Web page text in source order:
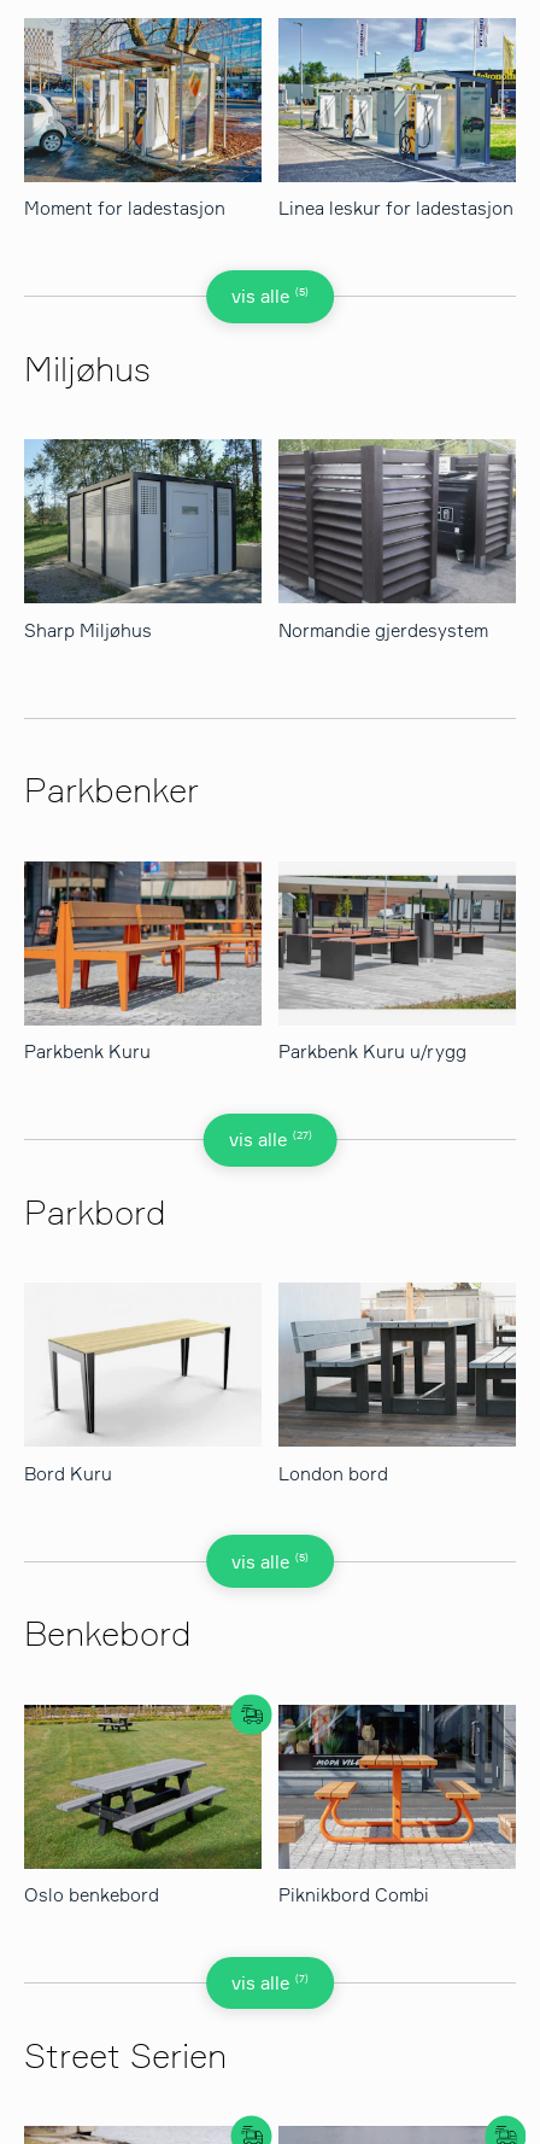
vis alle (5)
Moment for ladestasjon Linea leskur for ladestasjon
Miljøhus
Sharp Miljøhus Normandie gjerdesystem
Parkbenker
vis alle (27)
Parkbenk Kuru Parkbenk Kuru u/rygg
Parkbord
vis alle (5)
Bord Kuru London bord
Benkebord
vis alle (7)
Oslo benkebord Piknikbord Combi
Street Serien